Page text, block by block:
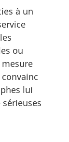
à un
ou
lui